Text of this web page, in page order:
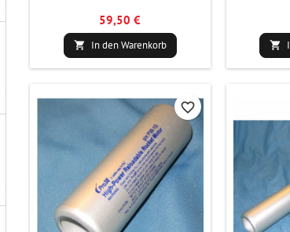
59,50 €
 In den Warenkorb 
favorite_border